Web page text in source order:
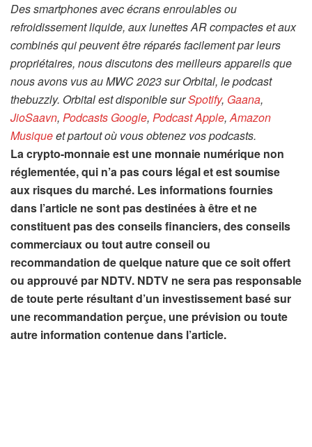
Des smartphones avec écrans enroulables ou
refroidissement liquide, aux lunettes AR compactes et aux
combinés qui peuvent être réparés facilement par leurs
propriétaires, nous discutons des meilleurs appareils que
nous avons vus au MWC 2023 sur Orbital, le podcast
thebuzzly. Orbital est disponible surSpotify, Gaana,
JioSaavn, Podcasts Google, Podcast Apple,Amazon
Musiqueet partout où vous obtenez vos podcasts.
La crypto-monnaie est une monnaie numérique non
réglementée, qui n’a pas cours légal et est soumise
aux risques du marché. Les informations fournies
dans l’article ne sont pas destinées à être et ne
constituent pas des conseils financiers, des conseils
commerciaux ou tout autre conseil ou
recommandation de quelque nature que ce soit offert
ou approuvé par NDTV. NDTV ne sera pas responsable
de toute perte résultant d’un investissement basé sur
une recommandation perçue, une prévision ou toute
autre information contenue dans l’article.